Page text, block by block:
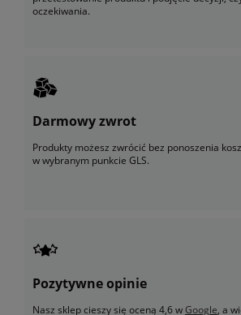
oczekiwania.
Darmowy zwrot
Produkty możesz zwrócić bez ponoszenia
w wybranym punkcie GLS.
Pozytywne opinie
Nasz sklep cieszy się oceną 4,6 wGoogle, a